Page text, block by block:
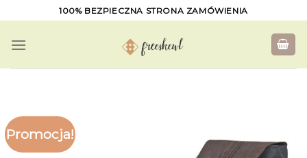
to
content
100% BEZPIECZNA STRONA ZAMÓWIENIA
Promocja!